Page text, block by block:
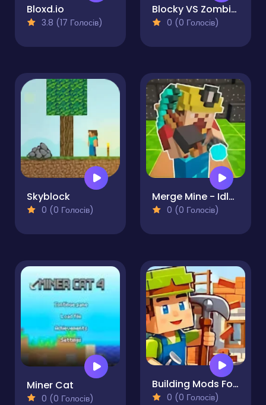
Bloxd.io
3.8 (17 Голосів)
Blocky VS Zombies
0 (0 Голосів)
Skyblock
0 (0 Голосів)
Merge Mine - Idle Clicker
0 (0 Голосів)
Miner Cat
0 (0 Голосів)
Building Mods For Minecraft
0 (0 Голосів)